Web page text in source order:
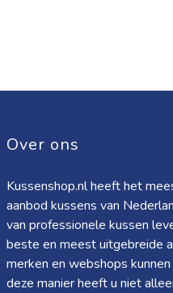
Over ons
Kussenshop.nl heeft het
aanbod kussens van
van professionele kussen
beste en meest uitgebreide
merken en webshops
deze manier heeft u niet